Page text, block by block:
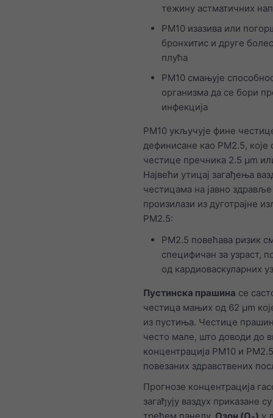
тежину астматичних
PM10 изазива или
бронхитис и друге
плућа
PM10 смањује
организма да се бори
инфекција
PM10 укључује фине
дефинисане као PM2.5, које
честице пречника 2.5 μm
Највећи утицај загађења
честицама на јавно здравље
произилази из дуготрајне
PM2.5:
PM2.5 повећава ризик
специфичан за узраст,
од кардиоваскуларних
Пустинска прашина се
честица мањих од 62 μm
из пустиња. Честице
често мале, што доводи до
концентрација PM10 и
повезаних здравствених
Прогнозе концентрација
загађују ваздух приказане